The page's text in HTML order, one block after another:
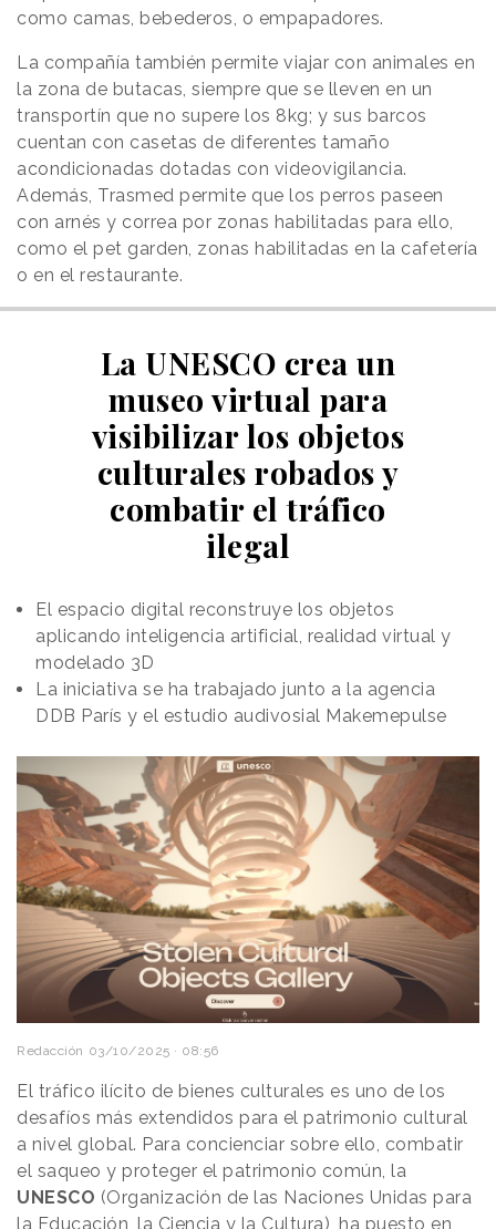
como camas, bebederos, o empapadores.
La compañía también permite viajar con animales en
la zona de butacas, siempre que se lleven en un
transportín que no supere los 8kg; y sus barcos
cuentan con casetas de diferentes tamaño
acondicionadas dotadas con videovigilancia.
Además, Trasmed permite que los perros paseen
con arnés y correa por zonas habilitadas para ello,
como el pet garden, zonas habilitadas en la cafetería
o en el restaurante.
La UNESCO crea un
museo virtual para
visibilizar los objetos
culturales robados y
combatir el tráfico
ilegal
El espacio digital reconstruye los objetos
aplicando inteligencia artificial, realidad virtual y
modelado 3D
La iniciativa se ha trabajado junto a la agencia
DDB París y el estudio audivosial Makemepulse
Redacción 03/10/2025 · 08:56
El tráfico ilícito de bienes culturales es uno de los
desafíos más extendidos para el patrimonio cultural
a nivel global. Para concienciar sobre ello, combatir
el saqueo y proteger el patrimonio común, la
UNESCO (Organización de las Naciones Unidas para
la Educación, la Ciencia y la Cultura), ha puesto en